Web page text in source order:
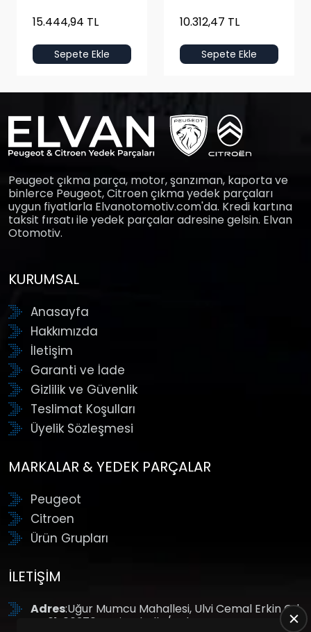
15.444,94 TL
Sepete Ekle
10.312,47 TL
Sepete Ekle
Peugeot çıkma parça, motor, şanzıman, kaporta ve
binlerce Peugeot, Citroen çıkma yedek parçaları
uygun fiyatlarla Elvanotomotiv.com'da. Kredi kartına
taksit fırsatı ile yedek parçalar adresine gelsin. Elvan
Otomotiv.
KURUMSAL
Anasayfa
Hakkımızda
İletişim
Garanti ve İade
Gizlilik ve Güvenlik
Teslimat Koşulları
Üyelik Sözleşmesi
MARKALAR & YEDEK PARÇALAR
Peugeot
Citroen
Ürün Grupları
İLETIŞIM
Adres:Uğur Mumcu Mahallesi, Ulvi Cemal Erkin Cd.
No:61, 06370 Yenimahalle/Ankara